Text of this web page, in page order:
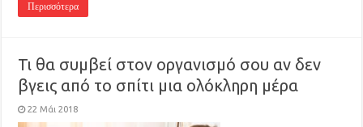
Περισσότερα
Τι θα συμβεί στον οργανισμό σου αν δεν
βγεις από το σπίτι μια ολόκληρη μέρα
22 Μάι 2018